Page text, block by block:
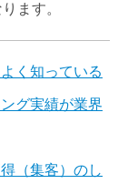
ます。
く知っている
グ実績が業界
（集客）のし